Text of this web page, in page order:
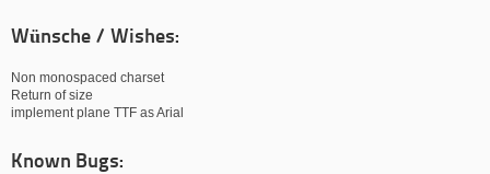
Wünsche / Wishes:
Non monospaced charset
Return of size
implement plane TTF as Arial
Known Bugs: